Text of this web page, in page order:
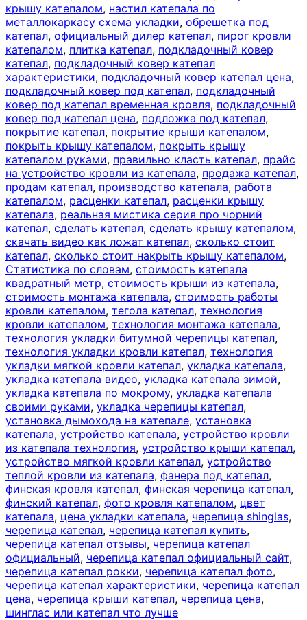
крышу катепалом, настил катепала по
металлокаркасу схема укладки, обрешетка под
катепал, официальный дилер катепал, пирог кровли
катепалом, плитка катепал, подкладочный ковер
катепал, подкладочный ковер катепал
характеристики, подкладочный ковер катепал цена,
подкладочный ковер под катепал, подкладочный
ковер под катепал временная кровля, подкладочный
ковер под катепал цена, подложка под катепал,
покрытие катепал, покрытие крыши катепалом,
покрыть крышу катепалом, покрыть крышу
катепалом руками, правильно класть катепал, прайс
на устройство кровли из катепала, продажа катепал,
продам катепал, производство катепала, работа
катепалом, расценки катепал, расценки крышу
катепала, реальная мистика серия про чорний
катепал, сделать катепал, сделать крышу катепалом,
скачать видео как ложат катепал, сколько стоит
катепал, сколько стоит накрыть крышу катепалом,
Статистика по словам, стоимость катепала
квадратный метр, стоимость крыши из катепала,
стоимость монтажа катепала, стоимость работы
кровли катепалом, тегола катепал, технология
кровли катепалом, технология монтажа катепала,
технология укладки битумной черепицы катепал,
технология укладки кровли катепал, технология
укладки мягкой кровли катепал, укладка катепала,
укладка катепала видео, укладка катепала зимой,
укладка катепала по мокрому, укладка катепала
своими руками, укладка черепицы катепал,
установка дымохода на катепале, установка
катепала, устройство катепала, устройство кровли
из катепала технология, устройство крыши катепал,
устройство мягкой кровли катепал, устройство
теплой кровли из катепала, фанера под катепал,
финская кровля катепал, финская черепица катепал,
финский катепал, фото кровля катепалом, цвет
катепала, цена укладки катепала, черепица shinglas,
черепица катепал, черепица катепал купить,
черепица катепал отзывы, черепица катепал
официальный, черепица катепал официальный сайт,
черепица катепал рокки, черепица катепал фото,
черепица катепал характеристики, черепица катепал
цена, черепица крыши катепал, черепица цена,
шинглас или катепал что лучше